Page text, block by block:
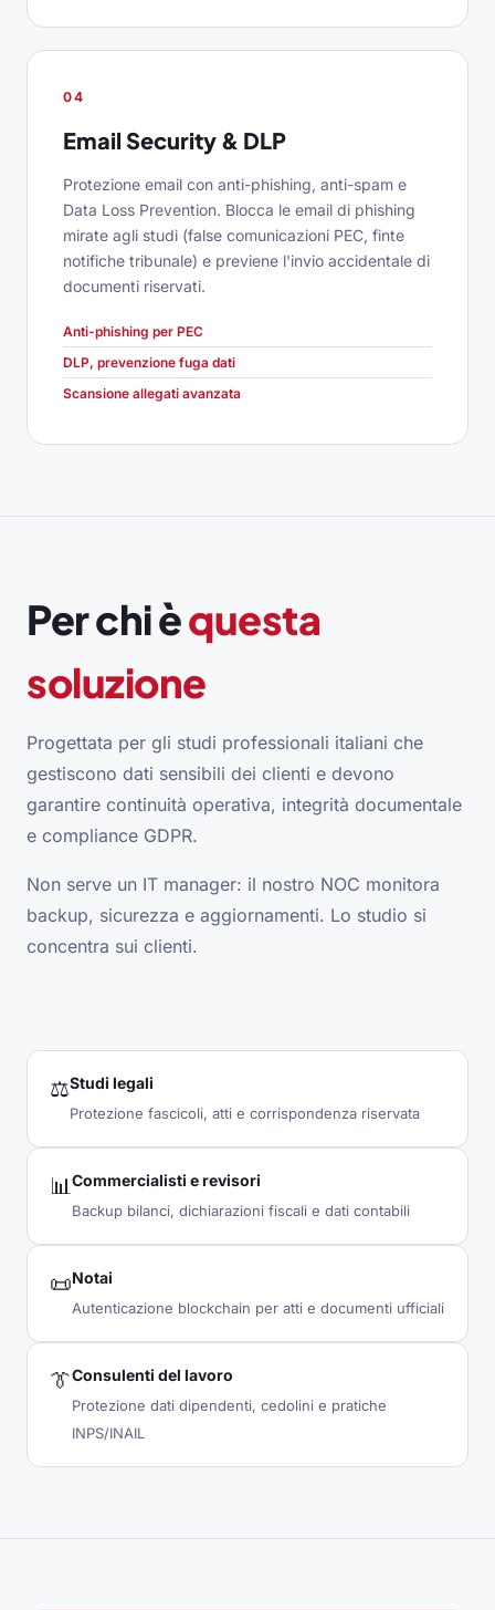
04
Email Security & DLP
Protezione email con anti-phishing, anti-spam e
Data Loss Prevention. Blocca le email di phishing
mirate agli studi (false comunicazioni PEC, finte
notifiche tribunale) e previene l'invio accidentale di
documenti riservati.
Anti-phishing per PEC
DLP, prevenzione fuga dati
Scansione allegati avanzata
Per chi èquesta
soluzione
Progettata per gli studi professionali italiani che
gestiscono dati sensibili dei clienti e devono
garantire continuità operativa, integrità documentale
e compliance GDPR.
Non serve un IT manager: il nostro NOC monitora
backup, sicurezza e aggiornamenti. Lo studio si
concentra sui clienti.
⚖️Studi legali
Protezione fascicoli, atti e corrispondenza riservata
📊Commercialisti e revisori
Backup bilanci, dichiarazioni fiscali e dati contabili
📜Notai
Autenticazione blockchain per atti e documenti ufficiali
👔Consulenti del lavoro
Protezione dati dipendenti, cedolini e pratiche
INPS/INAIL